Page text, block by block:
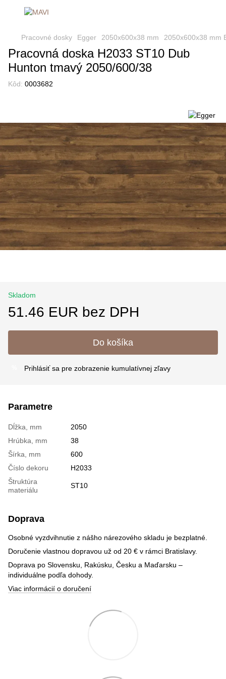
Pracovné dosky Egger 2050х600х38 mm 2050х600х38 mm
Pracovná doska H2033 ST10 Dub
Hunton tmavý 2050/600/38
Kôd: 0003682
Skladom
51.46 EUR bez DPH
Do košíka
Prihlásiť sa pre zobrazenie kumulatívnej zľavy
Parametre
Dĺžka, mm
2050
Hrúbka, mm
38
Šírka, mm
600
Číslo dekoru
H2033
Štruktúra
materiálu
ST10
Doprava
Osobné vyzdvihnutie z nášho nárezového skladu je bezplatné.
Doručenie vlastnou dopravou už od 20 € v rámci Bratislavy.
Doprava po Slovensku, Rakúsku, Česku a Maďarsku –
individuálne podľa dohody.
Viac informácií o doručení